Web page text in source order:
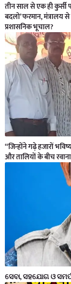
तीन साल से एक ही कुर्सी
बदलो’ फरमान,
प्रशासनिक भूचाल?
“जिन्होंने गढ़े हजारों
और तालियों के बीच
ସେବା, ସହଯୋଗ ଓ